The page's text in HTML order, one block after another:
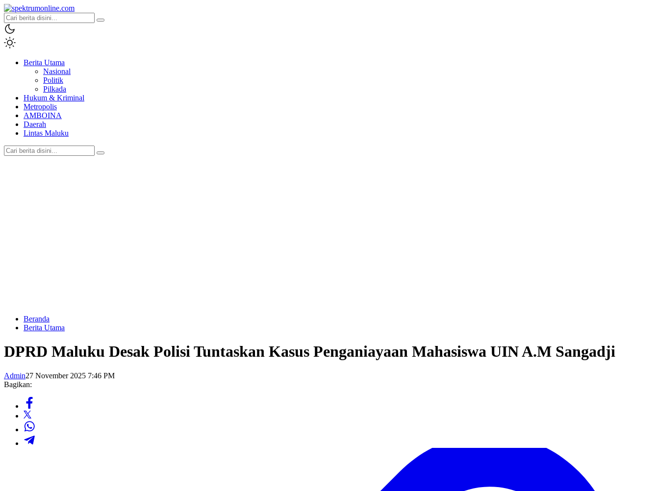
spektrumonline.com
Berita Utama
Nasional
Politik
Pilkada
Hukum & Kriminal
Metropolis
AMBOINA
Daerah
Lintas Maluku
Beranda
Berita Utama
DPRD Maluku Desak Polisi Tuntaskan Kasus Penganiayaan Mahasiswa UIN A.M Sangadji
Admin27 November 2025 7:46 PM
Bagikan: